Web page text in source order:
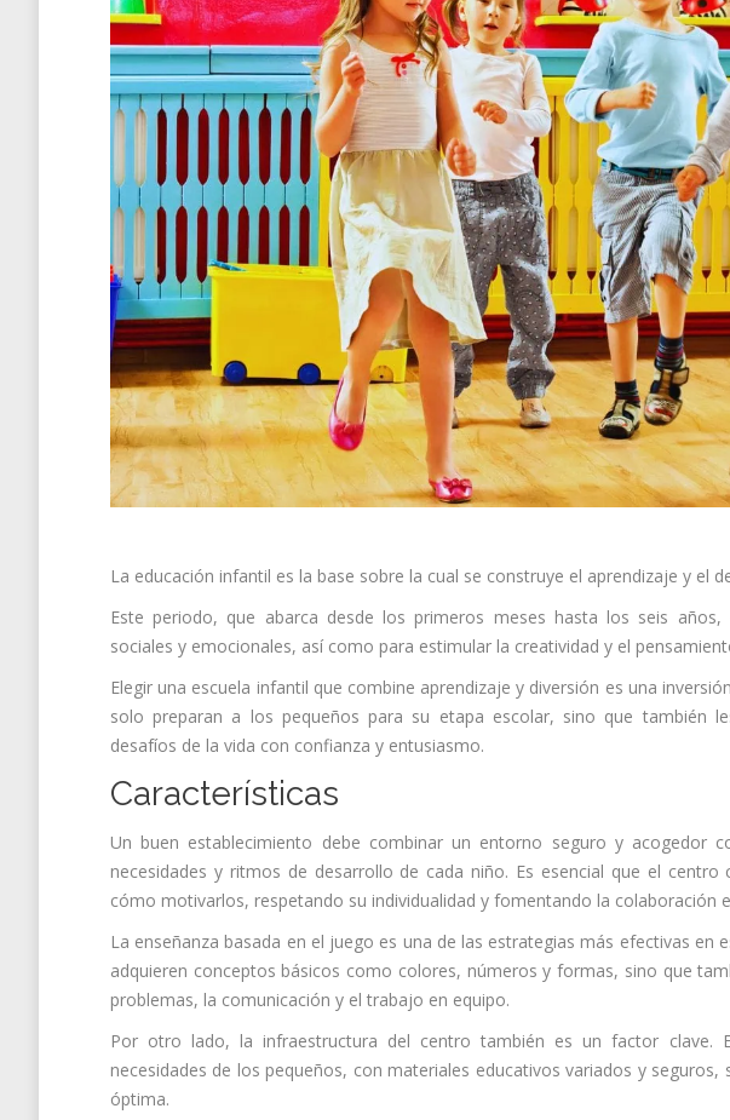
La educación infantil es la base sobre la cual se construye el aprendizaje y el
Este periodo, que abarca desde los primeros meses hasta los seis
sociales y emocionales, así como para estimular la creatividad y el
Elegir una escuela infantil que combine aprendizaje y diversión es una
solo preparan a los pequeños para su etapa escolar, sino que también
desafíos de la vida con confianza y entusiasmo.
Características
Un buen establecimiento debe combinar un entorno seguro y acogedor
necesidades y ritmos de desarrollo de cada niño. Es esencial que el
cómo motivarlos, respetando su individualidad y fomentando la colaboración
La enseñanza basada en el juego es una de las estrategias más efectivas en
adquieren conceptos básicos como colores, números y formas, sino que
problemas, la comunicación y el trabajo en equipo.
Por otro lado, la infraestructura del centro también es un factor clave.
necesidades de los pequeños, con materiales educativos variados y
óptima.